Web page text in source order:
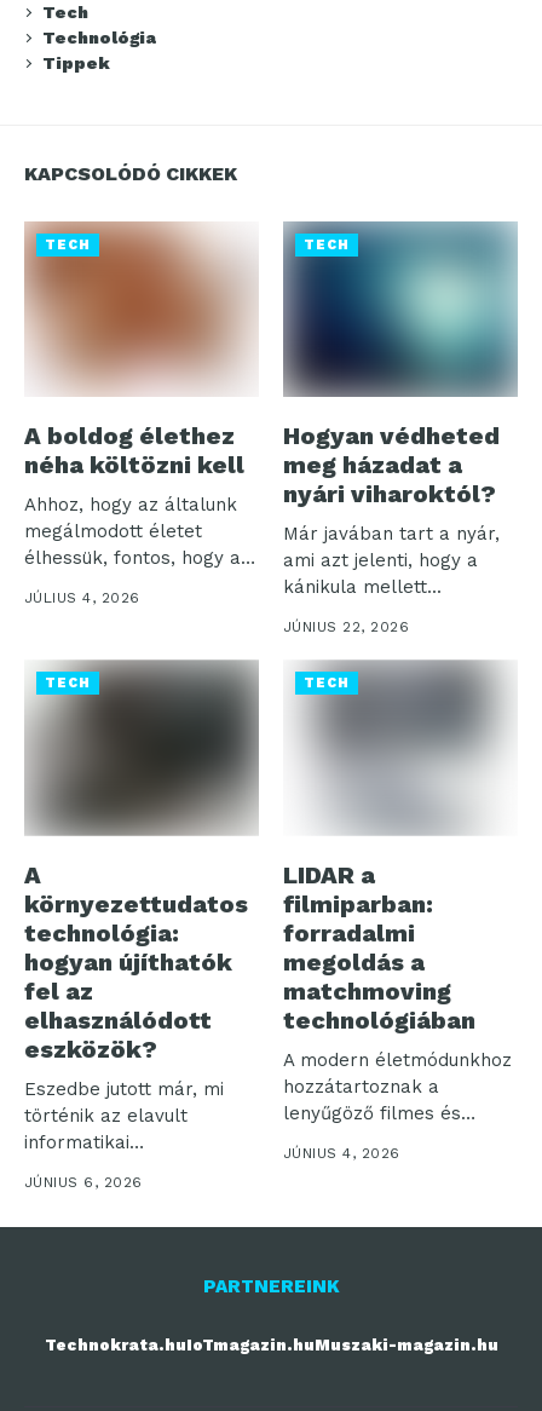
Tech
Technológia
Tippek
KAPCSOLÓDÓ CIKKEK
TECH
A boldog élethez
néha költözni kell
Ahhoz, hogy az általunk
megálmodott életet
élhessük, fontos, hogy a
mindennapjainkat a...
JÚLIUS 4, 2026
TECH
Hogyan védheted
meg házadat a
nyári viharoktól?
Már javában tart a nyár,
ami azt jelenti, hogy a
kánikula mellett...
JÚNIUS 22, 2026
TECH
A
környezettudatos
technológia:
hogyan újíthatók
fel az
elhasználódott
eszközök?
Eszedbe jutott már, mi
történik az elavult
informatikai
eszközeiddel? Az inkluzív
JÚNIUS 6, 2026
TECH
LIDAR a
filmiparban:
forradalmi
megoldás a
matchmoving
technológiában
A modern életmódunkhoz
hozzátartoznak a
lenyűgöző filmes és
televíziós produkciók,
aminek következtében...
JÚNIUS 4, 2026
PARTNEREINK
Technokrata.huIoTmagazin.huMuszaki-magazin.hu